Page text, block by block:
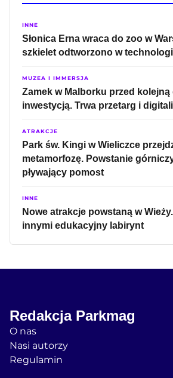
INNE
Słonica Erna wraca do zoo w
szkielet odtworzono w
MUZEA I IMMERSJA
Zamek w Malborku przed kolejną
inwestycją. Trwa przetarg i
ATRAKCJE
Park św. Kingi w Wieliczce
metamorfozę. Powstanie
pływający pomost
INNE
Nowe atrakcje powstaną w
innymi edukacyjny labirynt
Redakcja Parkmag
O nas
Nasi autorzy
Regulamin